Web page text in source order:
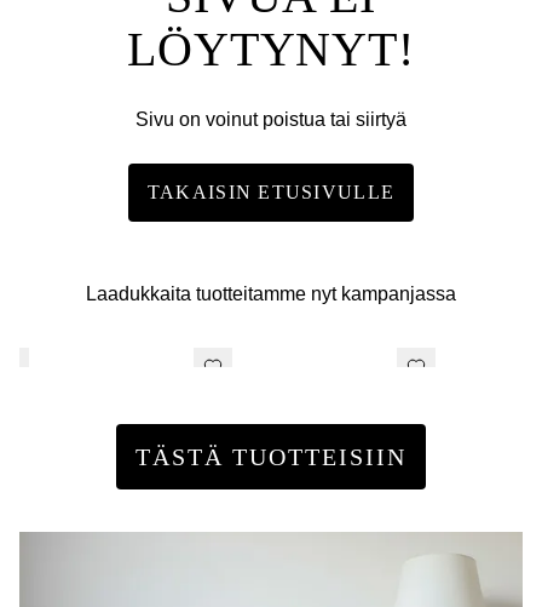
LÖYTYNYT!
Sivu on voinut poistua tai siirtyä
TAKAISIN ETUSIVULLE
Laadukkaita tuotteitamme nyt kampanjassa
TÄSTÄ TUOTTEISIIN